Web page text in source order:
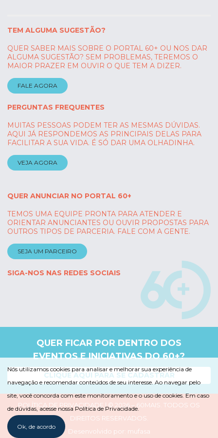
TEM ALGUMA SUGESTÃO?
QUER SABER MAIS SOBRE O PORTAL 60+ OU NOS DAR
ALGUMA SUGESTÃO? SEM PROBLEMAS, TEREMOS O
MAIOR PRAZER EM OUVIR O QUE TEM A DIZER.
FALE AGORA
PERGUNTAS FREQUENTES
MUITAS PESSOAS PODEM TER AS MESMAS DÚVIDAS.
AQUI JÁ RESPONDEMOS AS PRINCIPAIS DELAS PARA
FACILITAR A SUA VIDA. É SÓ DAR UMA OLHADINHA.
VEJA AGORA
QUER ANUNCIAR NO PORTAL 60+
TEMOS UMA EQUIPE PRONTA PARA ATENDER E
ORIENTAR ANUNCIANTES OU OUVIR PROPOSTAS PARA
OUTROS TIPOS DE PARCERIA. FALE COM A GENTE.
SEJA UM PARCEIRO
SIGA-NOS NAS REDES SOCIAIS
QUER FICAR POR DENTRO DOS
EVENTOS E INICIATIVAS DO 60+?
CLIQUE AQUI PARA SE CADASTRAR
POLÍTICA DE PRIVACIDADE | © 2026 – 60MAIS. TODOS OS
DIREITOS RESERVADOS.
Desenvolvido por: mufasa
Nós utilizamos cookies para analisar e melhorar sua experiência de
navegação e recomendar conteúdos de seu interesse. Ao navegar pelo
site, você concorda com este monitoramento e o uso de cookies. Em caso
de dúvidas, acesse nossa Política de Privacidade.
Ok, de acordo